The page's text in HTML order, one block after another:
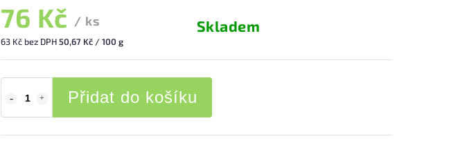
76 Kč / ks
63 Kč bez DPH50,67 Kč / 100 g
Skladem
Přidat do košíku